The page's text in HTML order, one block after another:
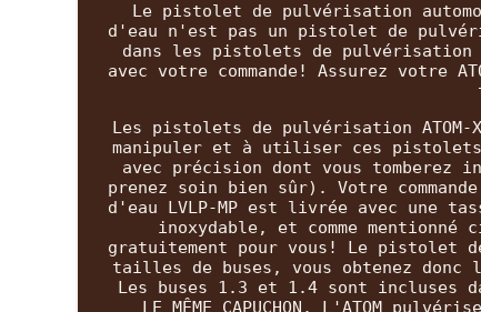
Le pistolet de pulvérisation
d'eau n'est pas un pistolet de
dans les pistolets de pulvérisation
avec votre commande! Assurez votre
Les pistolets de pulvérisation
manipuler et à utiliser ces
avec précision dont vous tomberez
prenez soin bien sûr). Votre
d'eau LVLP-MP est livrée avec une
inoxydable, et comme
gratuitement pour vous! Le pistolet
tailles de buses, vous obtenez
Les buses 1.3 et 1.4 sont incluses
LE MÊME CAPUCHON. L'ATOM